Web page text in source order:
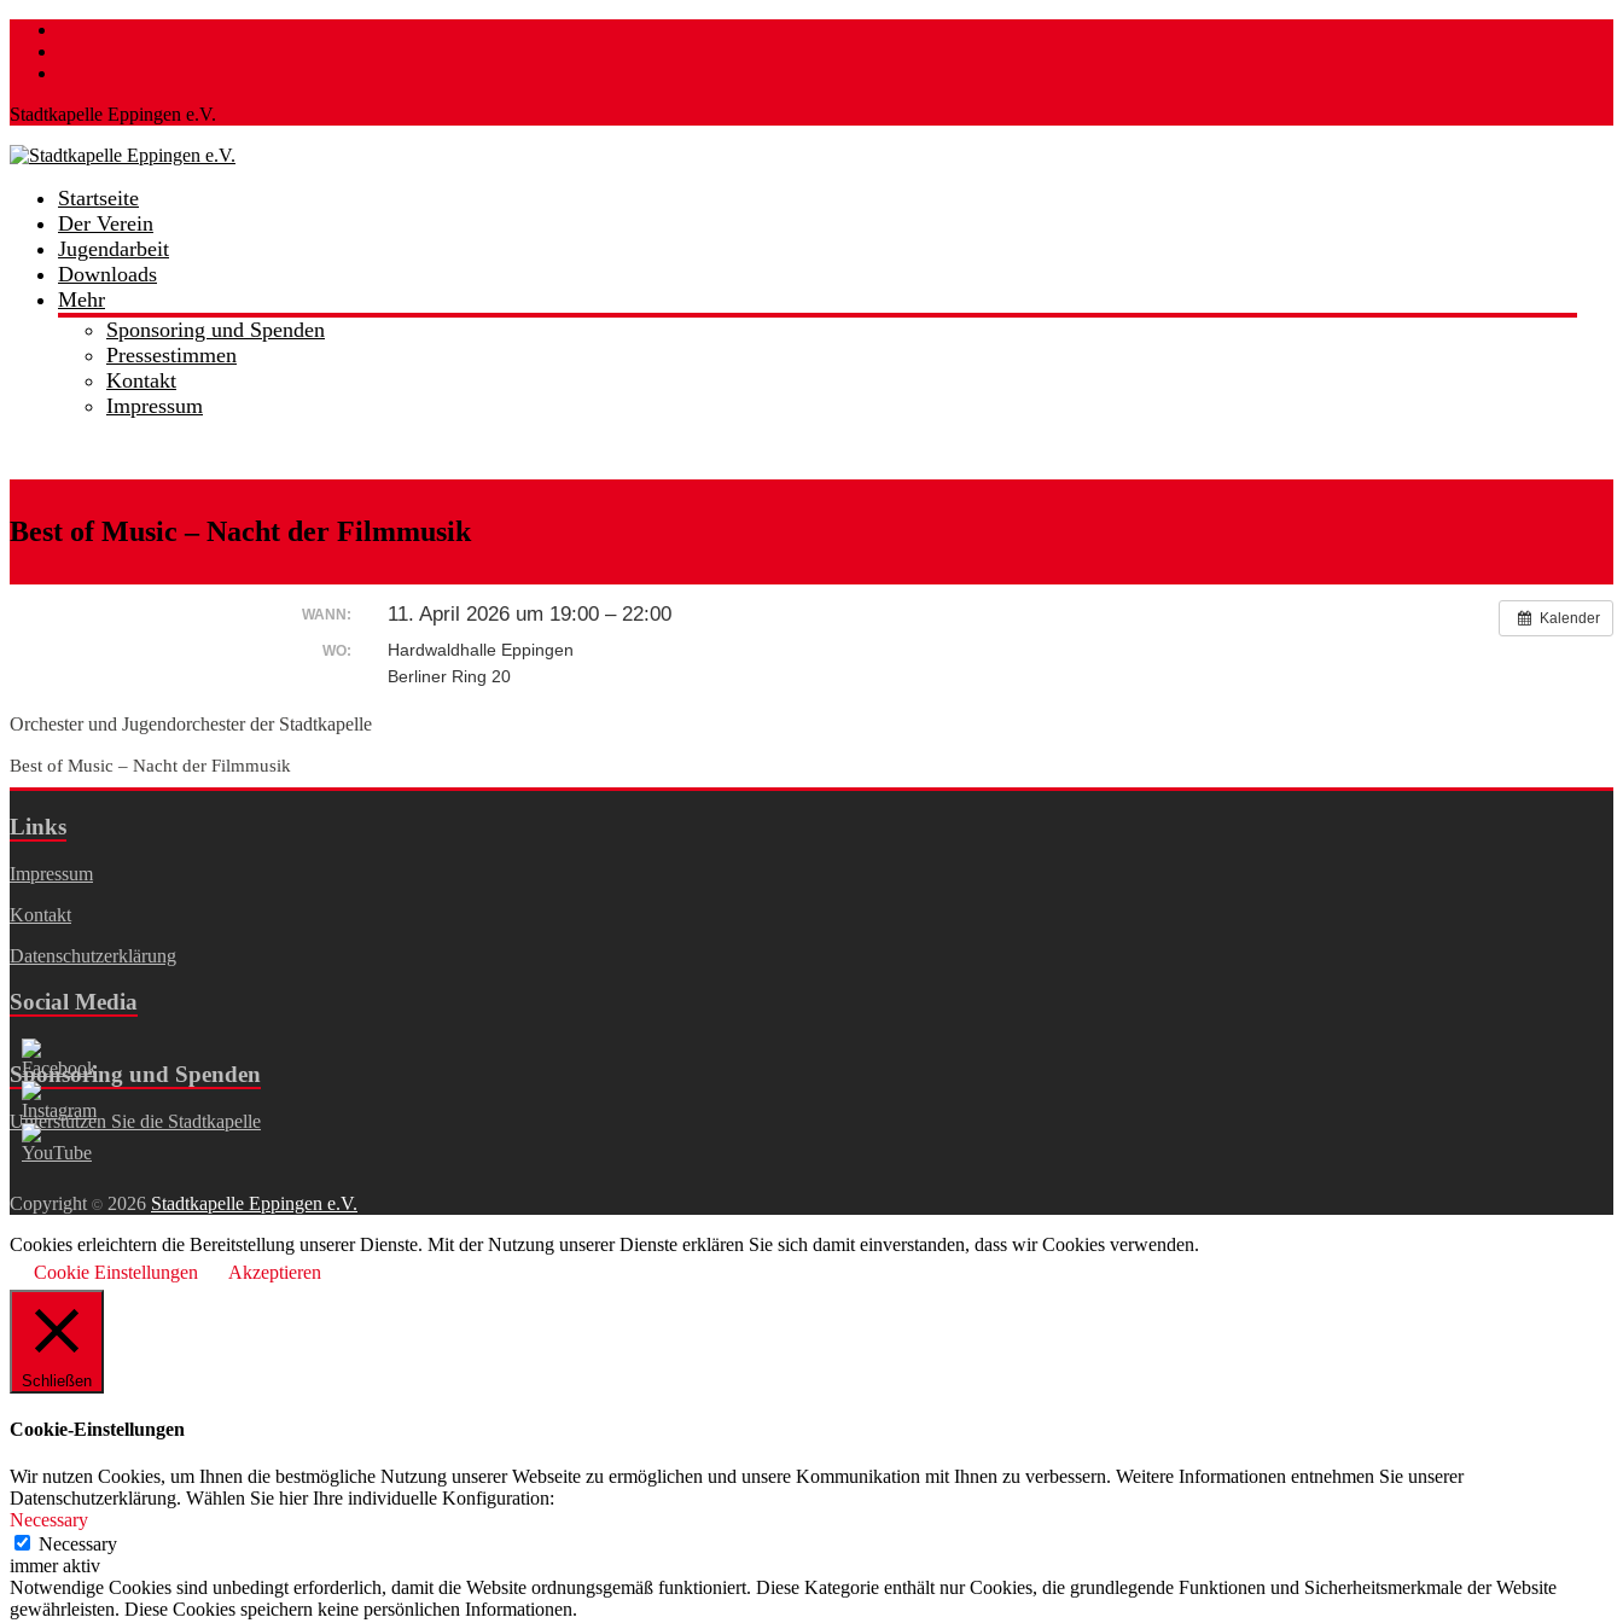
Skip
content
Stadtkapelle Eppingen e.V.
Stadtkapelle
Eppingen
e.V.
Startseite
Der Verein
Jugendarbeit
Downloads
Mehr
Sponsoring und Spenden
Pressestimmen
Kontakt
Impressum
Best of Music – Nacht der Filmmusik
Kalender
WANN: 11. April 2026 um 19:00 – 22:00
WO:
Hardwaldhalle Eppingen
Berliner Ring 20
Orchester und Jugendorchester der Stadtkapelle
Best of Music – Nacht der Filmmusik
Links
Impressum
Kontakt
Datenschutzerklärung
Social Media
Sponsoring und Spenden
Unterstützen Sie die Stadtkapelle
Copyright © 2026 Stadtkapelle Eppingen e.V.
Cookies erleichtern die Bereitstellung unserer Dienste. Mit der Nutzung unserer Dienste erklären Sie sich damit einverstanden, dass wir Cookies verwenden.
Cookie Einstellungen
Akzeptieren
Schließen
Cookie-Einstellungen
Wir nutzen Cookies, um Ihnen die bestmögliche Nutzung unserer Webseite zu ermöglichen und unsere Kommunikation mit Ihnen zu verbessern. Weitere Informationen entnehmen Sie unserer
Datenschutzerklärung. Wählen Sie hier Ihre individuelle Konfiguration:
Necessary
Necessary
immer aktiv
Notwendige Cookies sind unbedingt erforderlich, damit die Website ordnungsgemäß funktioniert. Diese Kategorie enthält nur Cookies, die grundlegende Funktionen und Sicherheitsmerkmale der Website
gewährleisten. Diese Cookies speichern keine persönlichen Informationen.